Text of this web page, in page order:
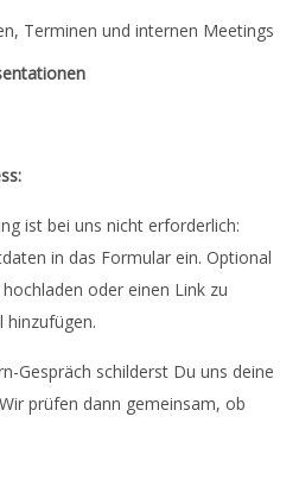
Terminen und internen Meetings
ist bei uns nicht erforderlich:
in das Formular ein. Optional
oder einen Link zu
hinzufügen.
Gespräch schilderst Du uns deine
prüfen dann gemeinsam, ob